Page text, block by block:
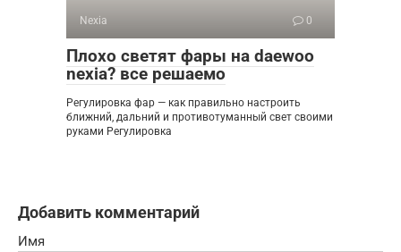
Nexia 0
Плохо светят фары на daewoo
nexia? все решаемо
Регулировка фар — как правильно настроить
ближний, дальний и противотуманный свет своими
руками Регулировка
Добавить комментарий
Имя